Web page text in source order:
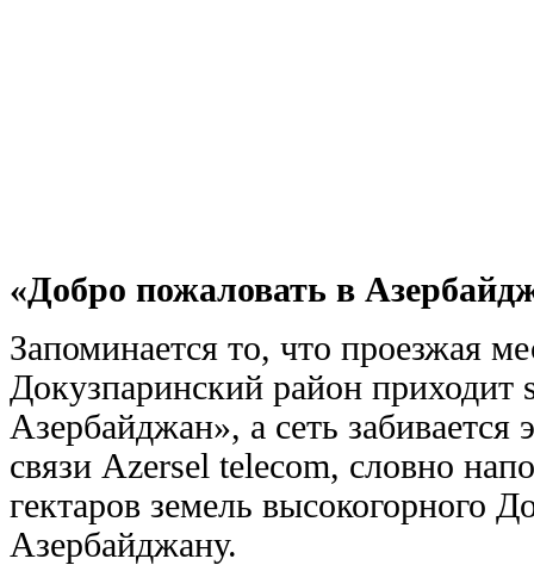
«Добро пожаловать в
Запоминается то, что проезжая
Докузпаринский район
Азербайджан», а сеть
связи Azersel telecom, словно
гектаров земель высокогорного
Азербайджану.